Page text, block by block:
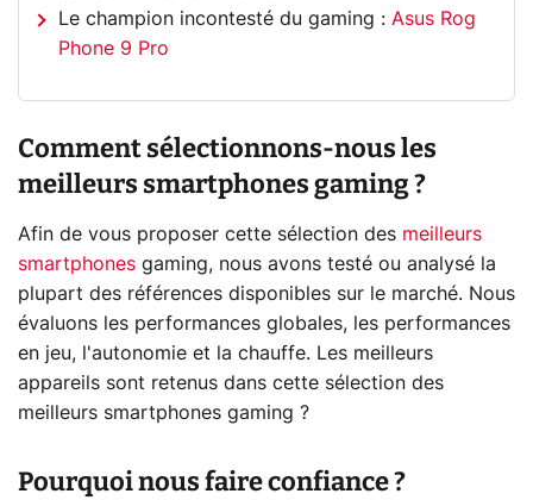
Le champion incontesté du gaming : Asus Rog
Phone 9 Pro
Comment sélectionnons-nous les
meilleurs smartphones gaming ?
Afin de vous proposer cette sélection des meilleurs
smartphones gaming, nous avons testé ou analysé la
plupart des références disponibles sur le marché. Nous
évaluons les performances globales, les performances
en jeu, l'autonomie et la chauffe. Les meilleurs
appareils sont retenus dans cette sélection des
meilleurs smartphones gaming ?
Pourquoi nous faire confiance ?